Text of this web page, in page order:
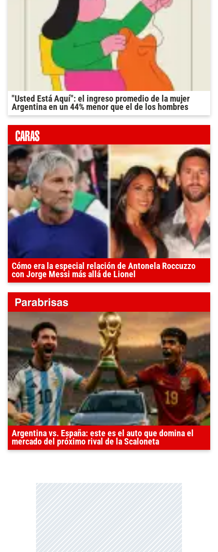
"Usted Está Aquí": el ingreso promedio de la mujer
Argentina en un 44% menor que el de los hombres
Cómo era la especial relación de Antonela Roccuzzo
con Jorge Messi más allá de Lionel
Argentina vs. España: este es el auto que domina el
mercado del próximo rival de la Scaloneta